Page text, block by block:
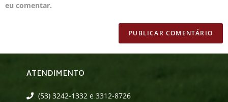
eu comentar.
ATENDIMENTO
(53) 3242-1332 e 3312-8726